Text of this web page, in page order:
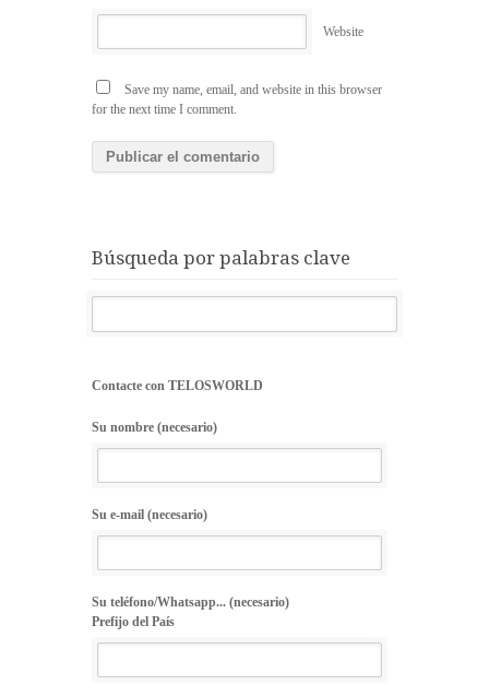
Website
Save my name, email, and website in this browser
for the next time I comment.
Búsqueda por palabras clave
Contacte con TELOSWORLD
Su nombre (necesario)
Su e-mail (necesario)
Su teléfono/Whatsapp... (necesario)
Prefijo del País